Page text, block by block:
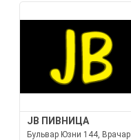
JB ПИВНИЦА
Бульвар Юзни 144, Врачар